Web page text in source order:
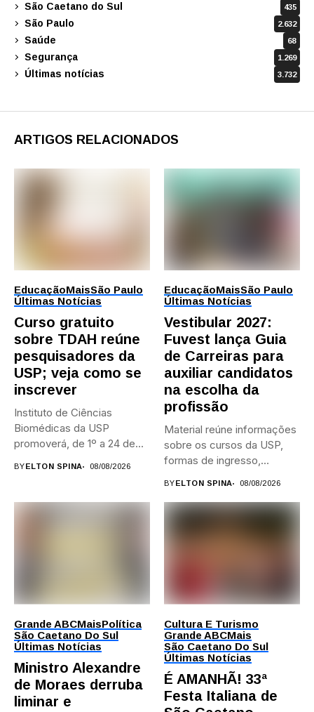
São Caetano do Sul 435
São Paulo 2.632
Saúde 68
Segurança 1.269
Últimas notícias 3.732
ARTIGOS RELACIONADOS
EducaçãoMaisSão Paulo
Últimas Notícias
Curso gratuito
sobre TDAH reúne
pesquisadores da
USP; veja como se
inscrever
Instituto de Ciências
Biomédicas da USP
promoverá, de 1º a 24 de...
BYELTON SPINA 08/08/2026
EducaçãoMaisSão Paulo
Últimas Notícias
Vestibular 2027:
Fuvest lança Guia
de Carreiras para
auxiliar candidatos
na escolha da
profissão
Material reúne informações
sobre os cursos da USP,
formas de ingresso,
BYELTON SPINA 08/08/2026
Grande ABCMaisPolítica
São Caetano Do Sul
Últimas Notícias
Ministro Alexandre
de Moraes derruba
liminar e
Cultura E Turismo
Grande ABCMais
São Caetano Do Sul
Últimas Notícias
É AMANHÃ! 33ª
Festa Italiana de